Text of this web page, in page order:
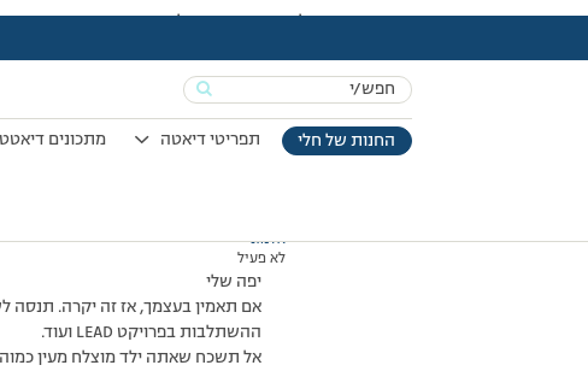
Search
for:החנות של חלי תפריטי דיאטה מתכונים
עמוד הבית>דיונים>פורום>זריקת עידוד ולא דיכאון – תשובה לעומרי
מוצגות 3 תגובות – 1 עד 3 (מתוך 3 סה״כ)
11/10/2010 בשעה 15:30
#171198
אלמוני
לא פעיל
יפה שלי
אם תאמין בעצמך, אז זה יקרה. תנסה
ההשתלבות בפרויקט LEAD ועוד.
אל תשכח שאתה ילד מוצלח מעין